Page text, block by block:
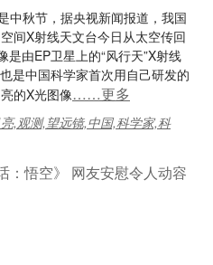
中秋节，据央视新闻报道，我国
间X射线天文台今日从太空传回
是由EP卫星上的“风行天”X射线
是中国科学家首次用自己研发的
的X光图像……更多
,观测,望远镜,中国,科学家,科